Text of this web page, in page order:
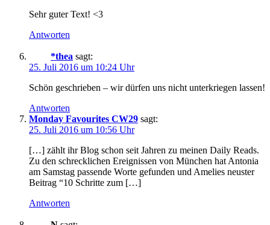
Sehr guter Text! <3
Antworten
*thea sagt:
25. Juli 2016 um 10:24 Uhr
Schön geschrieben – wir dürfen uns nicht unterkriegen lassen!
Antworten
Monday Favourites CW29 sagt:
25. Juli 2016 um 10:56 Uhr
[…] zählt ihr Blog schon seit Jahren zu meinen Daily Reads.
Zu den schrecklichen Ereignissen von München hat Antonia
am Samstag passende Worte gefunden und Amelies neuster
Beitrag “10 Schritte zum […]
Antworten